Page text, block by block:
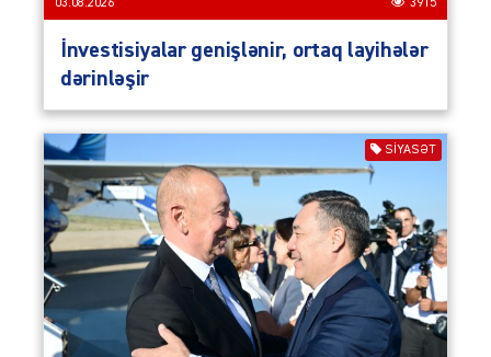
03.08.2026 3915
İnvestisiyalar genişlənir, ortaq layihələr
dərinləşir
SIYASƏT